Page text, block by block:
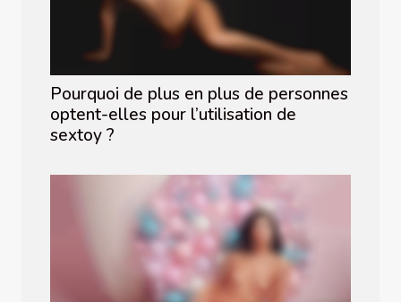
Pourquoi de plus en plus de personnes
optent-elles pour l’utilisation de
sextoy ?